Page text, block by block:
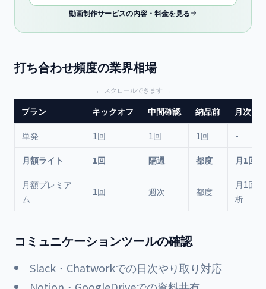
動画制作サービスの内容・料金を見る
打ち合わせ頻度の業界相場
プラン キックオフ 中間確認 納品前 月次レ
単発 1回 1回 1回 -
月額ライト 1回 隔週 都度 月1回
月額プレミア
ム
1回 週次 都度
月1回
析
コミュニケーションツールの確認
Slack・Chatworkでの日次やり取り対応